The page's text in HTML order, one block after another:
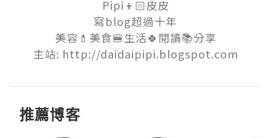
Pipi👦🏻皮皮
寫blog超過十年
美容💄美食🍔生活🍀閱讀📚分享
主站: http://daidaipipi.blogspot.com
推薦博客